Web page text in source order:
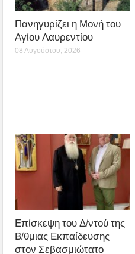
Πανηγυρίζει η Μονή του
Αγίου Λαυρεντίου
08 Αυγούστου, 2026
Επίσκεψη του Δ/ντού της
Β/θμιας Εκπαίδευσης
στον Σεβασμιώτατο